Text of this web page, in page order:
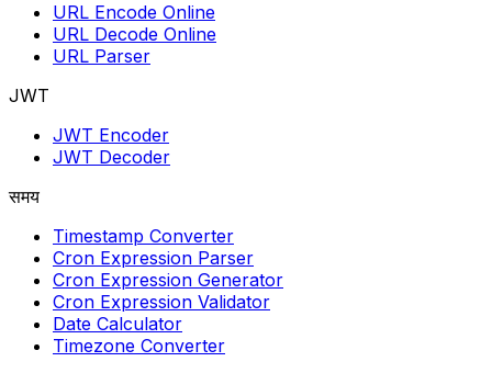
URL Encode Online
URL Decode Online
URL Parser
JWT
JWT Encoder
JWT Decoder
समय
Timestamp Converter
Cron Expression Parser
Cron Expression Generator
Cron Expression Validator
Date Calculator
Timezone Converter